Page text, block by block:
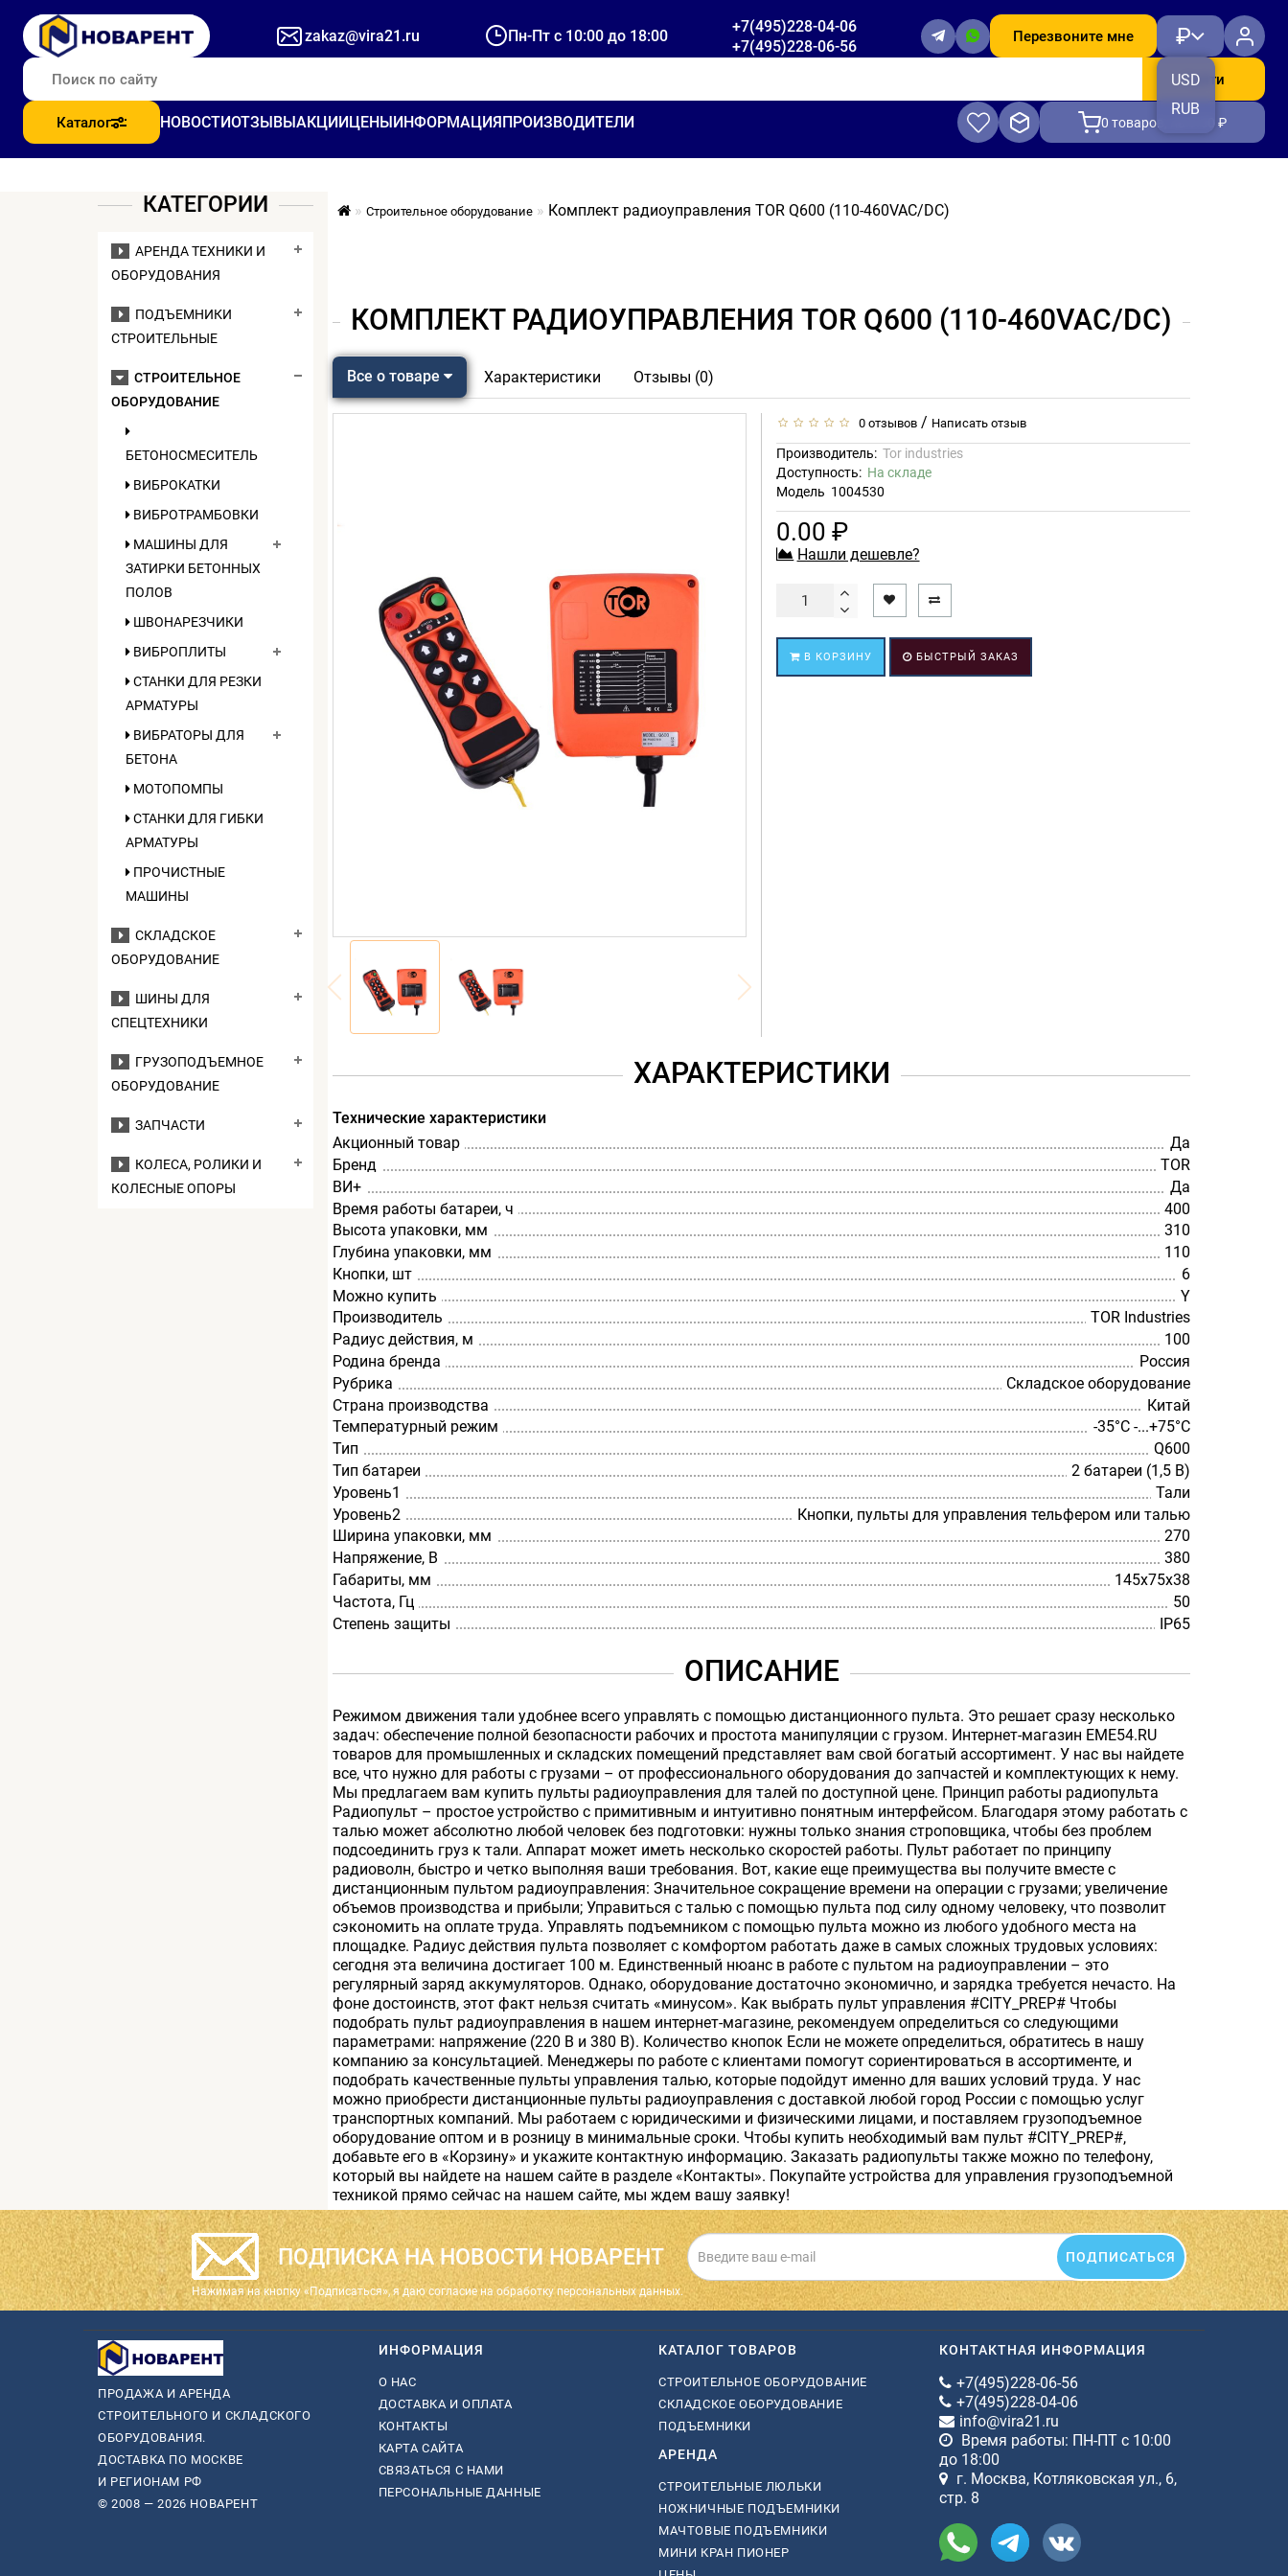
zakaz@vira21.ru Пн-Пт с 10:00 до 18:00
+7(495)228-04-06
+7(495)228-06-56
Перезвоните мне ₽
USD
RUB
Найти
Каталог НОВОСТИОТЗЫВЫАКЦИИЦЕНЫИНФОРМАЦИЯПРОИЗВОДИТЕЛИ 0 товаров, на 0.00 ₽
КАТЕГОРИИ
АРЕНДА ТЕХНИКИ И
ОБОРУДОВАНИЯ
ПОДЪЕМНИКИ
СТРОИТЕЛЬНЫЕ
СТРОИТЕЛЬНОЕ
ОБОРУДОВАНИЕ
БЕТОНОСМЕСИТЕЛЬ
ВИБРОКАТКИ
ВИБРОТРАМБОВКИ
МАШИНЫ ДЛЯ
ЗАТИРКИ БЕТОННЫХ
ПОЛОВ
ШВОНАРЕЗЧИКИ
ВИБРОПЛИТЫ
СТАНКИ ДЛЯ РЕЗКИ
АРМАТУРЫ
ВИБРАТОРЫ ДЛЯ
БЕТОНА
МОТОПОМПЫ
СТАНКИ ДЛЯ ГИБКИ
АРМАТУРЫ
ПРОЧИСТНЫЕ
МАШИНЫ
СКЛАДСКОЕ
ОБОРУДОВАНИЕ
ШИНЫ ДЛЯ
СПЕЦТЕХНИКИ
ГРУЗОПОДЪЕМНОЕ
ОБОРУДОВАНИЕ
ЗАПЧАСТИ
КОЛЕСА, РОЛИКИ И
КОЛЕСНЫЕ ОПОРЫ
Строительное оборудование Комплект радиоуправления TOR Q600 (110-460VAC/DC)
КОМПЛЕКТ РАДИОУПРАВЛЕНИЯ TOR Q600 (110-460VAC/DC)
Все о товаре Характеристики Отзывы (0)
0 отзывов / Написать отзыв
Производитель: Tor industries
Доступность: На складе
Модель 1004530
0.00 ₽
Нашли дешевле?
В КОРЗИНУ БЫСТРЫЙ ЗАКАЗ
ХАРАКТЕРИСТИКИ
Технические характеристики
Акционный товар
Да
Бренд
TOR
ВИ+
Да
Время работы батареи, ч
400
Высота упаковки, мм
310
Глубина упаковки, мм
110
Кнопки, шт
6
Можно купить
Y
Производитель
TOR Industries
Радиус действия, м
100
Родина бренда
Россия
Рубрика
Складское оборудование
Страна производства
Китай
Температурный режим
-35°С -...+75°С
Тип
Q600
Тип батареи
2 батареи (1,5 В)
Уровень1
Тали
Уровень2
Кнопки, пульты для управления тельфером или талью
Ширина упаковки, мм
270
Напряжение, В
380
Габариты, мм
145х75х38
Частота, Гц
50
Степень защиты
IP65
ОПИСАНИЕ
Режимом движения тали удобнее всего управлять с помощью дистанционного пульта. Это решает сразу несколько
задач: обеспечение полной безопасности рабочих и простота манипуляции с грузом. Интернет-магазин EME54.RU
товаров для промышленных и складских помещений представляет вам свой богатый ассортимент. У нас вы найдете
все, что нужно для работы с грузами – от профессионального оборудования до запчастей и комплектующих к нему.
Мы предлагаем вам купить пульты радиоуправления для талей по доступной цене. Принцип работы радиопульта
Радиопульт – простое устройство с примитивным и интуитивно понятным интерфейсом. Благодаря этому работать с
талью может абсолютно любой человек без подготовки: нужны только знания строповщика, чтобы без проблем
подсоединить груз к тали. Аппарат может иметь несколько скоростей работы. Пульт работает по принципу
радиоволн, быстро и четко выполняя ваши требования. Вот, какие еще преимущества вы получите вместе с
дистанционным пультом радиоуправления: Значительное сокращение времени на операции с грузами; увеличение
объемов производства и прибыли; Управиться с талью с помощью пульта под силу одному человеку, что позволит
сэкономить на оплате труда. Управлять подъемником с помощью пульта можно из любого удобного места на
площадке. Радиус действия пульта позволяет с комфортом работать даже в самых сложных трудовых условиях:
сегодня эта величина достигает 100 м. Единственный нюанс в работе с пультом на радиоуправлении – это
регулярный заряд аккумуляторов. Однако, оборудование достаточно экономично, и зарядка требуется нечасто. На
фоне достоинств, этот факт нельзя считать «минусом». Как выбрать пульт управления #CITY_PREP# Чтобы
подобрать пульт радиоуправления в нашем интернет-магазине, рекомендуем определиться со следующими
параметрами: напряжение (220 В и 380 В). Количество кнопок Если не можете определиться, обратитесь в нашу
компанию за консультацией. Менеджеры по работе с клиентами помогут сориентироваться в ассортименте, и
подобрать качественные пульты управления талью, которые подойдут именно для ваших условий труда. У нас
можно приобрести дистанционные пульты радиоуправления с доставкой любой город России с помощью услуг
транспортных компаний. Мы работаем с юридическими и физическими лицами, и поставляем грузоподъемное
оборудование оптом и в розницу в минимальные сроки. Чтобы купить необходимый вам пульт #CITY_PREP#,
добавьте его в «Корзину» и укажите контактную информацию. Заказать радиопульты также можно по телефону,
который вы найдете на нашем сайте в разделе «Контакты». Покупайте устройства для управления грузоподъемной
техникой прямо сейчас на нашем сайте, мы ждем вашу заявку!
ПОДПИСКА НА НОВОСТИ НОВАРЕНТ ПОДПИСАТЬСЯ
Нажимая на кнопку «Подписаться», я даю cогласие на обработку персональных данных.
ПРОДАЖА И АРЕНДА
СТРОИТЕЛЬНОГО И СКЛАДСКОГО
ОБОРУДОВАНИЯ.
ДОСТАВКА ПО МОСКВЕ
И РЕГИОНАМ РФ
© 2008 — 2026 НОВАРЕНТ
ИНФОРМАЦИЯ
О НАС
ДОСТАВКА И ОПЛАТА
КОНТАКТЫ
КАРТА САЙТА
СВЯЗАТЬСЯ С НАМИ
ПЕРСОНАЛЬНЫЕ ДАННЫЕ
КАТАЛОГ ТОВАРОВ
СТРОИТЕЛЬНОЕ ОБОРУДОВАНИЕ
СКЛАДСКОЕ ОБОРУДОВАНИЕ
ПОДЪЕМНИКИ
АРЕНДА
СТРОИТЕЛЬНЫЕ ЛЮЛЬКИ
НОЖНИЧНЫЕ ПОДЪЕМНИКИ
МАЧТОВЫЕ ПОДЪЕМНИКИ
МИНИ КРАН ПИОНЕР
КОНТАКТНАЯ ИНФОРМАЦИЯ
+7(495)228-06-56
+7(495)228-04-06
info@vira21.ru
Время работы: ПН-ПТ с 10:00
до 18:00
г. Москва, Котляковская ул., 6,
стр. 8